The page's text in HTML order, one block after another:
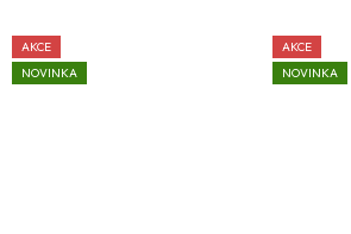
AKCE
NOVINKA
AKCE
NOVINKA